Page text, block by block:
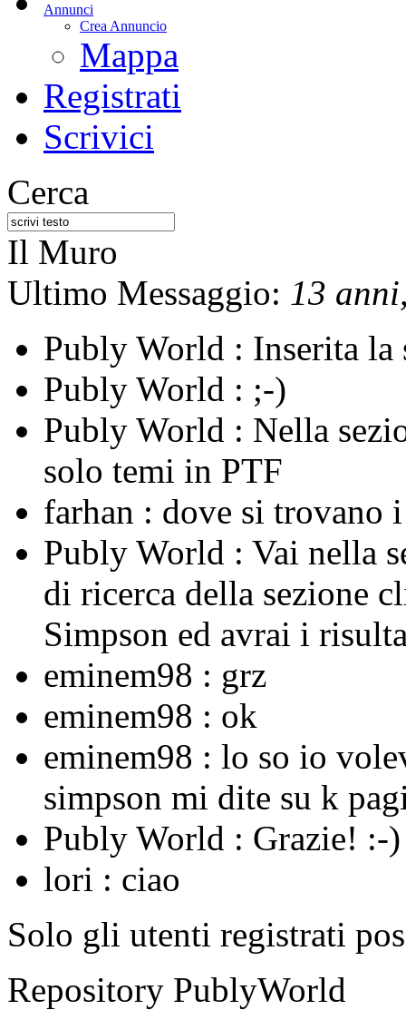
Annunci
Crea Annuncio
Mappa
Registrati
Scrivici
Cerca
Il Muro
Ultimo Messaggio: 13
Publy World : Inserita
Publy World : ;-)
Publy World : Nella
solo temi in PTF
farhan : dove si trovano
Publy World : Vai nella
di ricerca della sezione
Simpson ed avrai i
eminem98 : grz
eminem98 : ok
eminem98 : lo so io
simpson mi dite su k
Publy World : Grazie! :-)
lori : ciao
Solo gli utenti registrati
Repository PublyWorld